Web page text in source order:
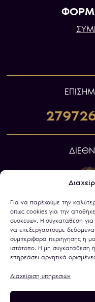
Για να παρέχουμε την
όπως cookies για την
συσκευών. Η συγκατάθεση για
να επεξεργαστούμε
συμπεριφορά περιήγησης ή
ιστότοπο. Η μη συγκατάθεση
επηρεάσει αρνητικά
Διαχείριση υπηρεσιών